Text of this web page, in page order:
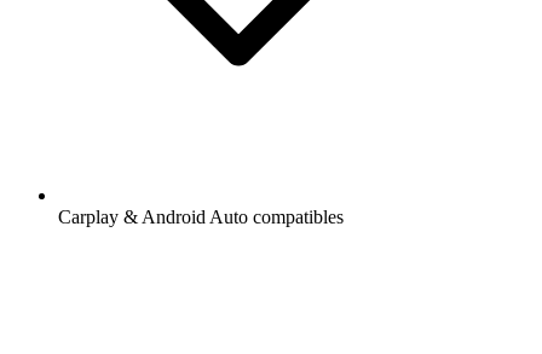
Carplay & Android Auto compatibles